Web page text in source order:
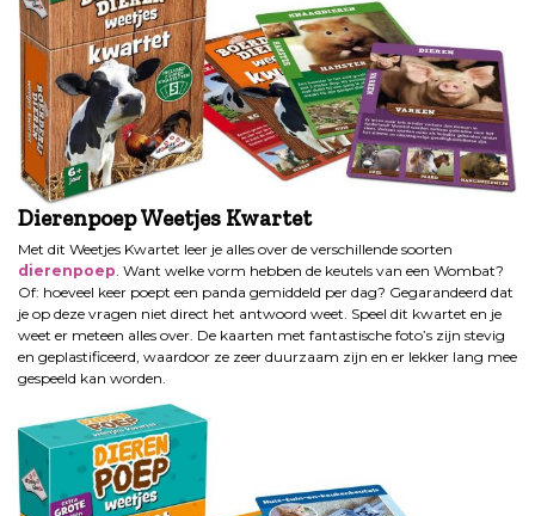
Dierenpoep Weetjes Kwartet
Met dit Weetjes Kwartet leer je alles over de verschillende soorten
dierenpoep . Want welke vorm hebben de keutels van een Wombat?
Of: hoeveel keer poept een panda gemiddeld per dag? Gegarandeerd dat
je op deze vragen niet direct het antwoord weet. Speel dit kwartet en je
weet er meteen alles over. De kaarten met fantastische foto’s zijn stevig
en geplastificeerd, waardoor ze zeer duurzaam zijn en er lekker lang mee
gespeeld kan worden.